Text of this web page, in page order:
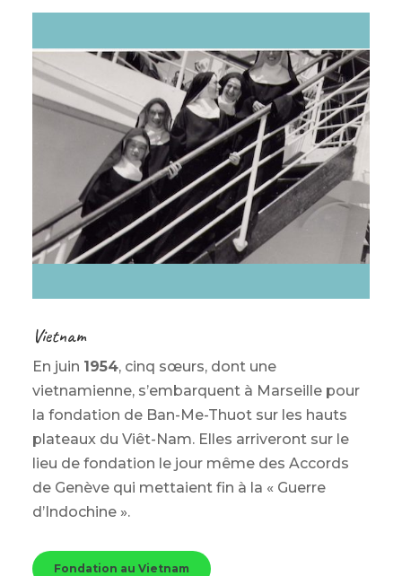
Vietnam
En juin 1954, cinq sœurs, dont une
vietnamienne, s’embarquent à Marseille pour
la fondation de Ban-Me-Thuot sur les hauts
plateaux du Viêt-Nam. Elles arriveront sur le
lieu de fondation le jour même des Accords
de Genève qui mettaient fin à la « Guerre
d’Indochine ».
Fondation au Vietnam